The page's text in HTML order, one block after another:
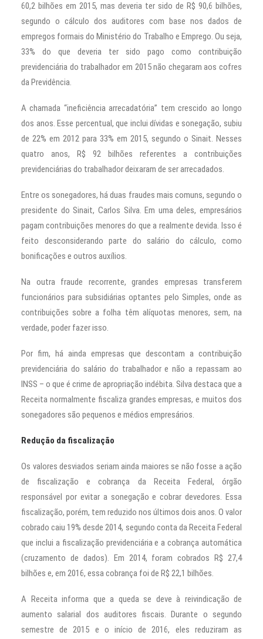
60,2 bilhões em 2015, mas deveria ter sido de R$ 90,6 bilhões,
segundo o cálculo dos auditores com base nos dados de
empregos formais do Ministério do Trabalho e Emprego. Ou seja,
33% do que deveria ter sido pago como contribuição
previdenciária do trabalhador em 2015 não chegaram aos cofres
da Previdência.
A chamada “ineficiência arrecadatória” tem crescido ao longo
dos anos. Esse percentual, que inclui dívidas e sonegação, subiu
de 22% em 2012 para 33% em 2015, segundo o Sinait. Nesses
quatro anos, R$ 92 bilhões referentes a contribuições
previdenciárias do trabalhador deixaram de ser arrecadados.
Entre os sonegadores, há duas fraudes mais comuns, segundo o
presidente do Sinait, Carlos Silva. Em uma deles, empresários
pagam contribuições menores do que a realmente devida. Isso é
feito desconsiderando parte do salário do cálculo, como
bonificações e outros auxílios.
Na outra fraude recorrente, grandes empresas transferem
funcionários para subsidiárias optantes pelo Simples, onde as
contribuições sobre a folha têm alíquotas menores, sem, na
verdade, poder fazer isso.
Por fim, há ainda empresas que descontam a contribuição
previdenciária do salário do trabalhador e não a repassam ao
INSS – o que é crime de apropriação indébita. Silva destaca que a
Receita normalmente fiscaliza grandes empresas, e muitos dos
sonegadores são pequenos e médios empresários.
Redução da fiscalização
Os valores desviados seriam ainda maiores se não fosse a ação
de fiscalização e cobrança da Receita Federal, órgão
responsável por evitar a sonegação e cobrar devedores. Essa
fiscalização, porém, tem reduzido nos últimos dois anos. O valor
cobrado caiu 19% desde 2014, segundo conta da Receita Federal
que inclui a fiscalização previdenciária e a cobrança automática
(cruzamento de dados). Em 2014, foram cobrados R$ 27,4
bilhões e, em 2016, essa cobrança foi de R$ 22,1 bilhões.
A Receita informa que a queda se deve à reivindicação de
aumento salarial dos auditores fiscais. Durante o segundo
semestre de 2015 e o início de 2016, eles reduziram as